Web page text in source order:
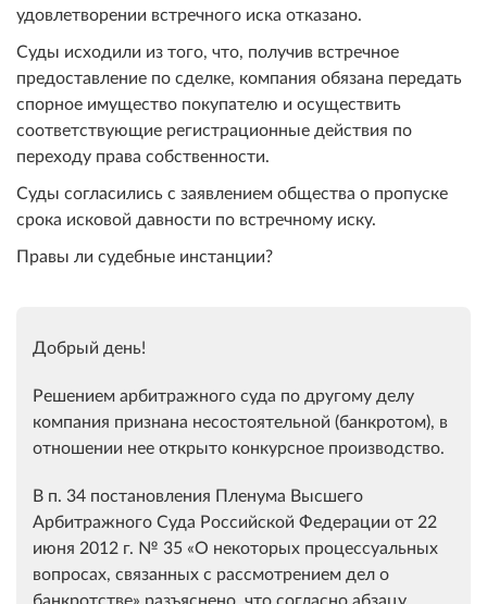
удовлетворении встречного иска отказано.
Суды исходили из того, что, получив встречное
предоставление по сделке, компания обязана передать
спорное имущество покупателю и осуществить
соответствующие регистрационные действия по
переходу права собственности.
Суды согласились с заявлением общества о пропуске
срока исковой давности по встречному иску.
Правы ли судебные инстанции?
Добрый день!
Решением арбитражного суда по другому делу
компания признана несостоятельной (банкротом), в
отношении нее открыто конкурсное производство.
В п. 34 постановления Пленума Высшего
Арбитражного Суда Российской Федерации от 22
июня 2012 г. № 35 «О некоторых процессуальных
вопросах, связанных с рассмотрением дел о
банкротстве» разъяснено, что согласно абзацу